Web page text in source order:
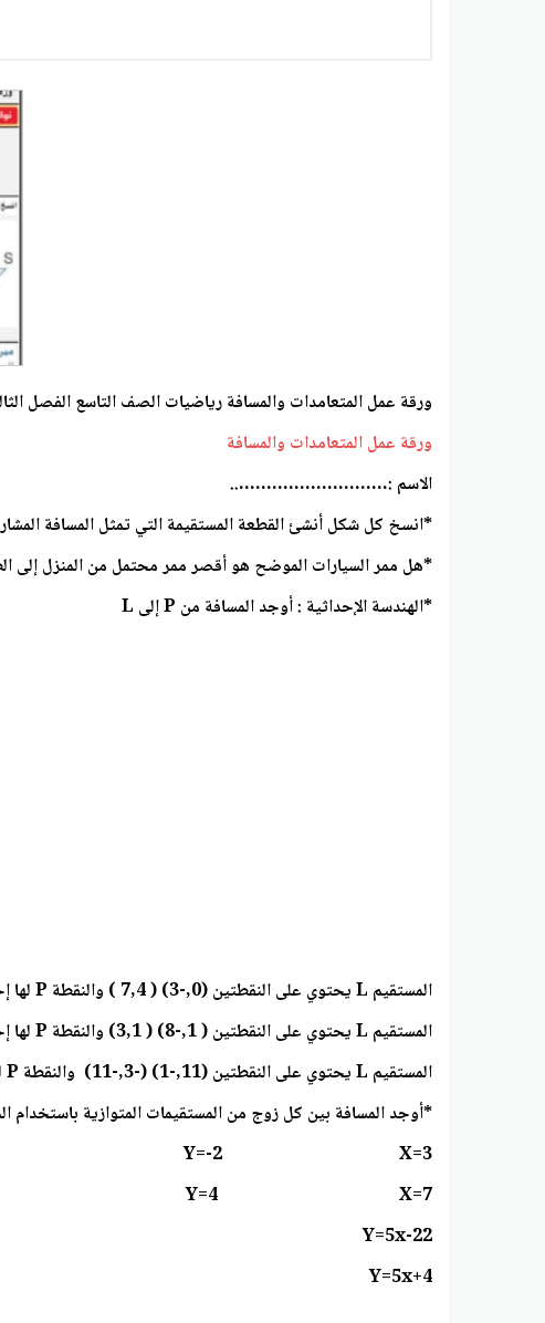
ورقة عمل المتعامدات والمسافة رياضيات الصف التاسع الفصل
ورقة عمل المتعامدات والمسافة
الاسم :………………………..
*انسخ كل شكل أنشئ القطعة المستقيمة التي تمثل المسافة المشار
*هل ممر السيارات الموضح هو أقصر ممر محتمل من المنزل إلى
*الهندسة الإحداثية : أوجد المسافة من P إلى L
المستقيم L يحتوي على النقطتين (0,-3) ( 7,4 ) والنقطة P لها إحداثيات ( 4,3)
المستقيم L يحتوي على النقطتين ( 1,-8) ( 3,1) والنقطة P لها إحداثيات ( 4,-2)
المستقيم L يحتوي على النقطتين (11,-1) (-3,-11) والنقطة P لها إحداثيات (-1,-1)
*أوجد المسافة بين كل زوج من المستقيمات المتوازية باستخدام
Y=-2 X=3
Y=4 X=7
Y=5x-22
Y=5x+4